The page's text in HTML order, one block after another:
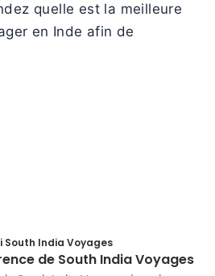
quelle est la meilleure
en Inde afin de
South India Voyages
de South India Voyages